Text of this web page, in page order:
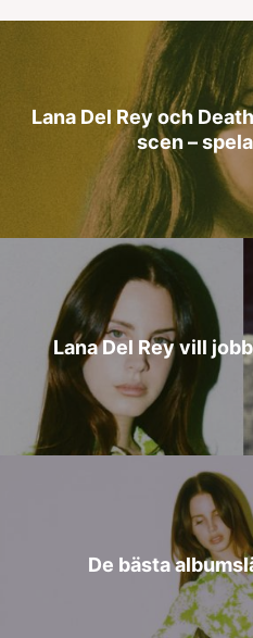
Lana Del Rey och
scen –
Lana Del Rey vill
De bästa